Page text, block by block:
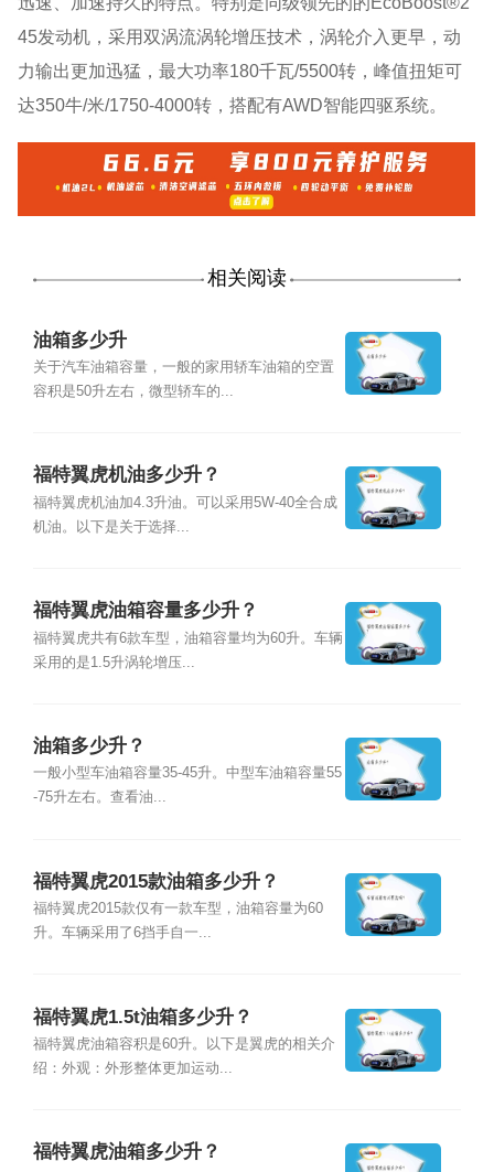
45发动机，采用双涡流涡轮增压技术，涡轮介入更早，动
力输出更加迅猛，最大功率180千瓦/5500转，峰值扭矩可
达350牛/米/1750-4000转，搭配有AWD智能四驱系统。
相关阅读
油箱多少升
关于汽车油箱容量，一般的家用轿车油箱的空置
容积是50升左右，微型轿车的...
福特翼虎机油多少升？
福特翼虎机油加4.3升油。可以采用5W-40全合成
机油。以下是关于选择...
福特翼虎油箱容量多少升？
福特翼虎共有6款车型，油箱容量均为60升。车辆
采用的是1.5升涡轮增压...
油箱多少升？
一般小型车油箱容量35-45升。中型车油箱容量55
-75升左右。查看油...
福特翼虎2015款油箱多少升？
福特翼虎2015款仅有一款车型，油箱容量为60
升。车辆采用了6挡手自一...
福特翼虎1.5t油箱多少升？
福特翼虎油箱容积是60升。以下是翼虎的相关介
绍：外观：外形整体更加运动...
福特翼虎油箱多少升？